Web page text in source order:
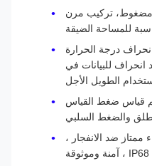
تركيب مرن
الضيقة
درجة الحرارة
للبيانات في
الطويل الأجل
ضغط القياس
السلبي
ضد الانفجار ،